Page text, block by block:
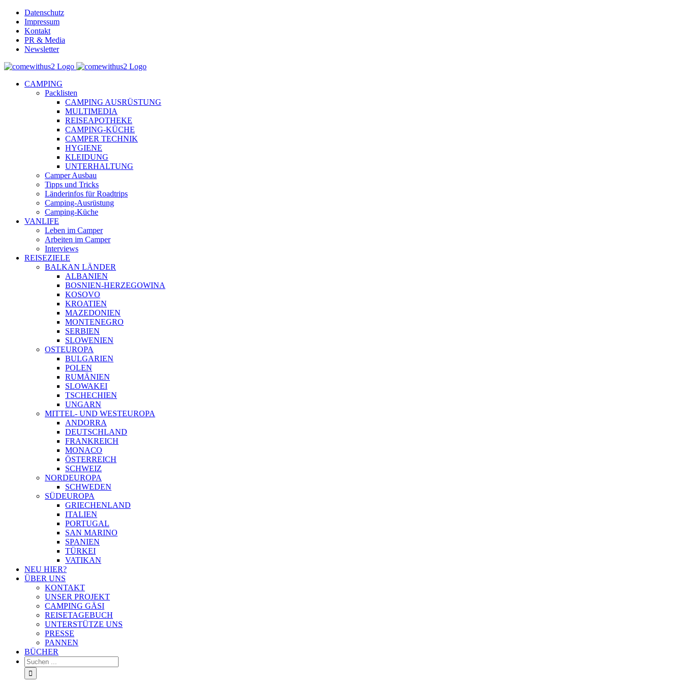
Skip
content
Datenschutz
Impressum
Kontakt
PR & Media
Newsletter
YouTube
Facebook
Twitter
Instagram
Pinterest
Email
CAMPING
Packlisten
CAMPING AUSRÜSTUNG
MULTIMEDIA
REISEAPOTHEKE
CAMPING-KÜCHE
CAMPER TECHNIK
HYGIENE
KLEIDUNG
UNTERHALTUNG
Camper Ausbau
Tipps und Tricks
Länderinfos für Roadtrips
Camping-Ausrüstung
Camping-Küche
VANLIFE
Leben im Camper
Arbeiten im Camper
Interviews
REISEZIELE
BALKAN LÄNDER
ALBANIEN
BOSNIEN-HERZEGOWINA
KOSOVO
KROATIEN
MAZEDONIEN
MONTENEGRO
SERBIEN
SLOWENIEN
OSTEUROPA
BULGARIEN
POLEN
RUMÄNIEN
SLOWAKEI
TSCHECHIEN
UNGARN
MITTEL- UND WESTEUROPA
ANDORRA
DEUTSCHLAND
FRANKREICH
MONACO
ÖSTERREICH
SCHWEIZ
NORDEUROPA
SCHWEDEN
SÜDEUROPA
GRIECHENLAND
ITALIEN
PORTUGAL
SAN MARINO
SPANIEN
TÜRKEI
VATIKAN
NEU HIER?
ÜBER UNS
KONTAKT
UNSER PROJEKT
CAMPING GÄSI
REISETAGEBUCH
UNTERSTÜTZE UNS
PRESSE
PANNEN
BÜCHER
Suche
nach: